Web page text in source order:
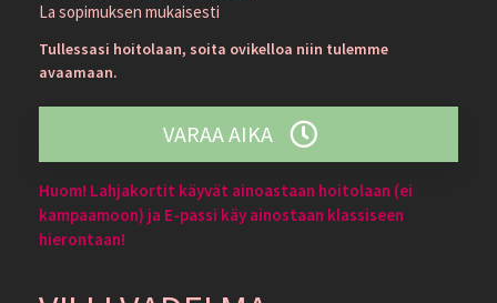
La sopimuksen mukaisesti
Tullessasi hoitolaan, soita ovikelloa niin tulemme
avaamaan.
VARAA AIKA
Huom! Lahjakortit käyvät ainoastaan hoitolaan (ei
kampaamoon) ja E-passi käy ainostaan klassiseen
hierontaan!